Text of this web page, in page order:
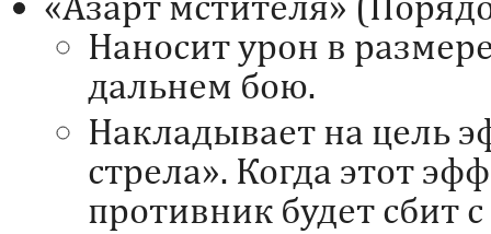
Наносит урон в
дальнем бою.
Накладывает на цель
стрела». Когда этот
противник будет сбит